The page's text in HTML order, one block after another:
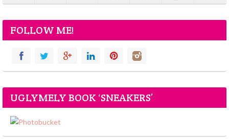
FOLLOW ME!
UGLYMELY BOOK ‘SNEAKERS’